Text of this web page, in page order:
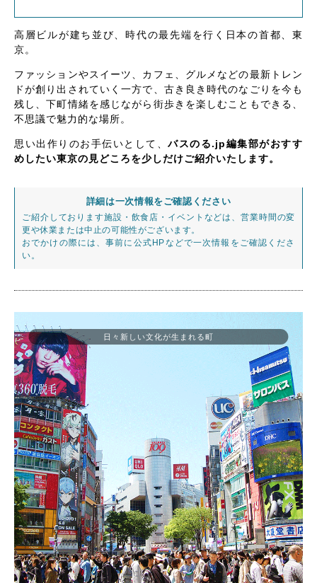
高層ビルが建ち並び、時代の最先端を行く日本の首都、東
京。
ファッションやスイーツ、カフェ、グルメなどの最新トレン
ドが創り出されていく一方で、古き良き時代のなごりを今も
残し、下町情緒を感じながら街歩きを楽しむこともできる、
不思議で魅力的な場所。
思い出作りのお手伝いとして、バスのる.jp編集部がおすす
めしたい東京の見どころを少しだけご紹介いたします。
詳細は一次情報をご確認ください
ご紹介しております施設・飲食店・イベントなどは、営業時間の変
更や休業または中止の可能性がございます。
おでかけの際には、事前に公式HPなどで一次情報をご確認くださ
い。
日々新しい文化が生まれる町